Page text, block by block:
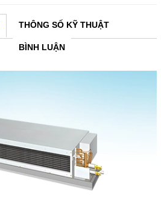
THÔNG SỐ KỸ THUẬT
BÌNH LUẬN